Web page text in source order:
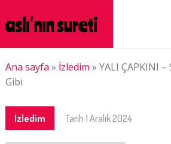
Ana sayfa » İzledim » YALI ÇAPKINI
Gibi
İzledim Tarih 1 Aralık 2024